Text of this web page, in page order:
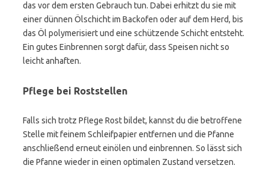
das vor dem ersten Gebrauch tun. Dabei erhitzt du sie mit
einer dünnen Ölschicht im Backofen oder auf dem Herd, bis
das Öl polymerisiert und eine schützende Schicht entsteht.
Ein gutes Einbrennen sorgt dafür, dass Speisen nicht so
leicht anhaften.
Pflege bei Roststellen
Falls sich trotz Pflege Rost bildet, kannst du die betroffene
Stelle mit feinem Schleifpapier entfernen und die Pfanne
anschließend erneut einölen und einbrennen. So lässt sich
die Pfanne wieder in einen optimalen Zustand versetzen.